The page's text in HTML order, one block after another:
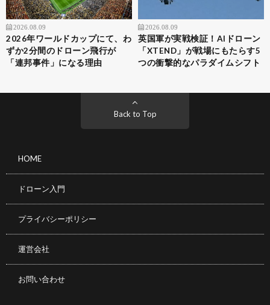
2026.08.09
2026年ワールドカップにて、わ
ずか2分間のドローン飛行が
「連邦事件」になる理由
2026.08.09
英国軍が実戦検証！AIドローン
「XTEND」が戦場にもたらす5
つの衝撃的なパラダイムシフト
Back to Top
HOME
ドローン入門
プライバシーポリシー
運営会社
お問い合わせ